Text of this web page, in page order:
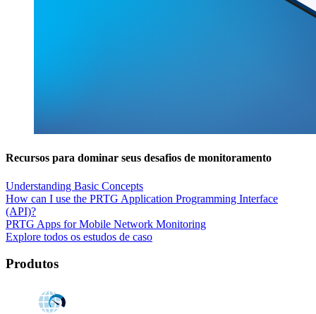
Recursos para dominar seus desafios de monitoramento
Understanding Basic Concepts
How can I use the PRTG Application Programming Interface
(API)?
PRTG Apps for Mobile Network Monitoring
Explore todos os estudos de caso
Produtos